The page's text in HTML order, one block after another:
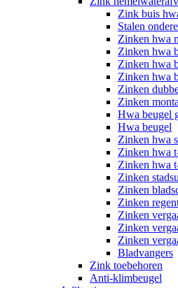
Zink buis
Stalen
Zinken hwa
Zinken hwa
Zinken hwa
Zinken hwa
Zinken
Zinken
Hwa beugel
Hwa beugel
Zinken hwa
Zinken hwa
Zinken hwa
Zinken
Zinken
Zinken
Zinken
Zinken
Zinken
Bladvangers
Zink toebehoren
Anti-klimbeugel